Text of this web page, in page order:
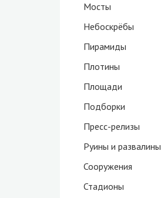
Мосты
Небоскрёбы
Пирамиды
Плотины
Площади
Подборки
Пресс-релизы
Руины и развалины
Сооружения
Стадионы